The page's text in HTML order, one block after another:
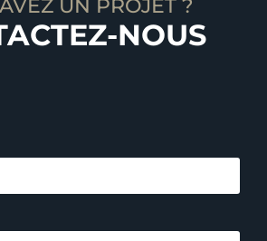
UN PROJET ?
NOUS